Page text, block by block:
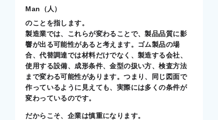
Man（人）
のことを指します。
製造業では、これらが変わることで、製品品質に影
響が出る可能性があると考えます。ゴム製品の場
合、代替調達では材料だけでなく、製造する会社、
使用する設備、成形条件、金型の扱い方、検査方法
まで変わる可能性があります。つまり、同じ図面で
作っているように見えても、実際には多くの条件が
変わっているのです。
だからこそ、企業は慎重になります。